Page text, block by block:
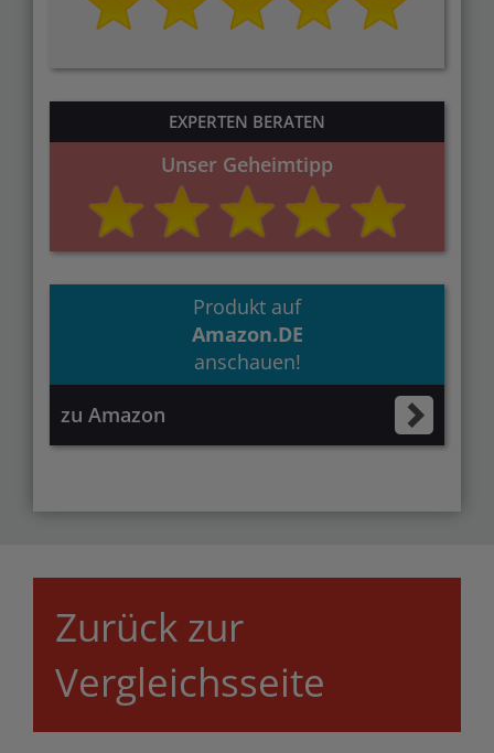
EXPERTEN BERATEN
Unser Geheimtipp
Produkt auf
Amazon.DE
anschauen!
zu Amazon
Zurück zur
Vergleichsseite